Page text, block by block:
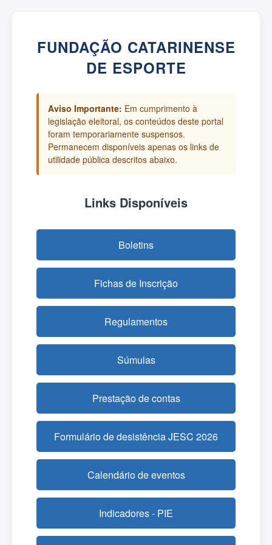
FUNDAÇÃO CATARINENSE
DE ESPORTE
Aviso Importante: Em cumprimento à
legislação eleitoral, os conteúdos deste portal
foram temporariamente suspensos.
Permanecem disponíveis apenas os links de
utilidade pública descritos abaixo.
Links Disponíveis
Boletins
Fichas de Inscrição
Regulamentos
Súmulas
Prestação de contas
Formulário de desistência JESC 2026
Calendário de eventos
Indicadores - PIE